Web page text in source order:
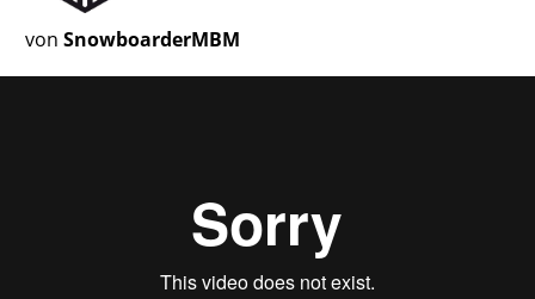
von SnowboarderMBM